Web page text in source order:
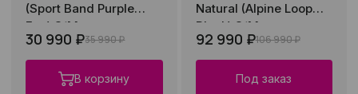
(Sport Band Purple
Fog) S/M
30 990 ₽35 990 ₽
В корзину
Natural (Alpine Loop
Black) S/M
92 990 ₽106 990 ₽
Под заказ